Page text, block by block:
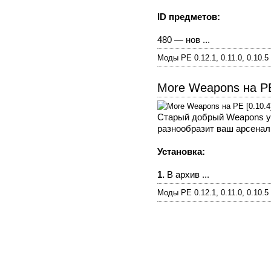
ID предметов:
480 — нов ...
Моды PE 0.12.1, 0.11.0, 0.10.5
More Weapons на
Старый добрый Weapons
разнообразит ваш
Установка:
1. В архив ...
Моды PE 0.12.1, 0.11.0, 0.10.5